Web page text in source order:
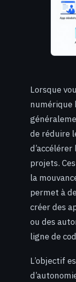
Lorsque
numérique
de réduire
projets.
la
permet à
créer des
ou des
ligne de
L’objectif